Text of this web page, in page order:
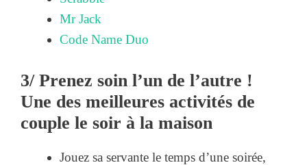
Mr Jack
Code Name Duo
3/ Prenez soin l’un de l’autre !
Une des meilleures activités de
couple le soir à la maison
Jouez sa servante le temps d’une soirée,